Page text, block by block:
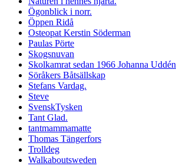
Ögonblick i norr.
Öppen Ridå
Osteopat Kerstin Söderman
Paulas Pörte
Skogsnuvan
Skolkamrat sedan 1966 Johanna Uddén
Söråkers Båtsällskap
Stefans Vardag.
Steve
SvenskTysken
Tant Glad.
tantmammamatte
Thomas Tängerfors
Trolldeg
Walkaboutsweden